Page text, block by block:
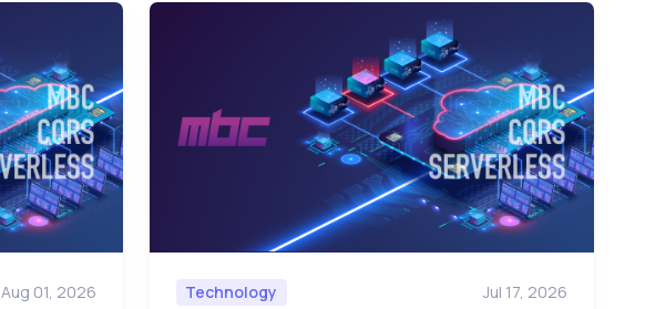
Aug 01, 2026 Technology Jul 17, 2026